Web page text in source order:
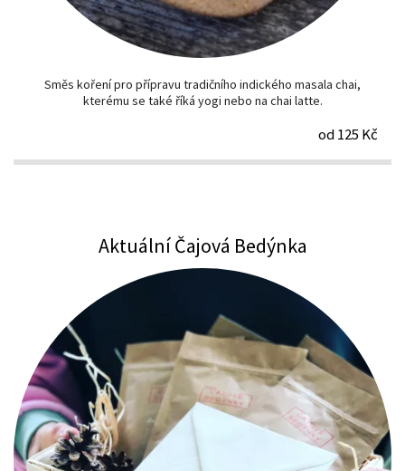
Směs koření pro přípravu tradičního indického masala chai,
kterému se také říká yogi nebo na chai latte.
od 125 Kč
Aktuální Čajová Bedýnka